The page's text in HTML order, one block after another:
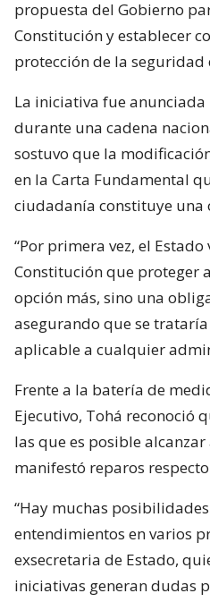
propuesta del Gobierno
Constitución y establecer
protección de la seguridad
La iniciativa fue
durante una cadena
sostuvo que la
en la Carta Fundamental
ciudadanía constituye una
“Por primera vez, el
Constitución que proteger
opción más, sino una
asegurando que se
aplicable a cualquier
Frente a la batería de
Ejecutivo, Tohá reconoció
las que es posible
manifestó reparos
“Hay muchas
entendimientos en varios
exsecretaria de Estado,
iniciativas generan dudas